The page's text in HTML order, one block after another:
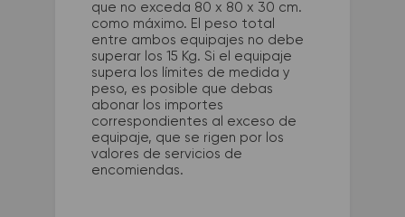
que no exceda 80 x 80 x 30 cm.
como máximo. El peso total
entre ambos equipajes no debe
superar los 15 Kg. Si el equipaje
supera los límites de medida y
peso, es posible que debas
abonar los importes
correspondientes al exceso de
equipaje, que se rigen por los
valores de servicios de
encomiendas.